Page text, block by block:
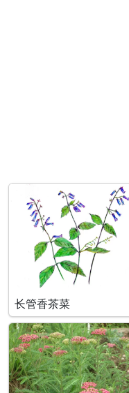
长管香茶菜